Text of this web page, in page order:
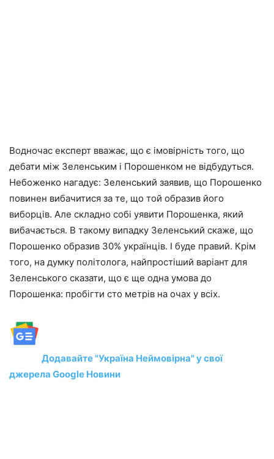
Водночас експерт вважає, що є імовірність того, що
дебати між Зеленським і Порошенком не відбудуться.
Небоженко нагадує: Зеленський заявив, що Порошенко
повинен вибачитися за те, що той образив його
виборців. Але складно собі уявити Порошенка, який
вибачається. В такому випадку Зеленський скаже, що
Порошенко образив 30% українців. І буде правий. Крім
того, на думку політолога, найпростіший варіант для
Зеленського сказати, що є ще одна умова до
Порошенка: пробігти сто метрів на очах у всіх.
Додавайте "Україна Неймовірна" у свої
джерела Google Новини